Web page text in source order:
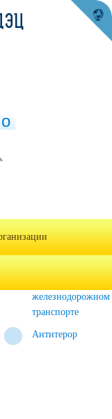
наркотиков"
железнодорожном
транспорте
Антитерор